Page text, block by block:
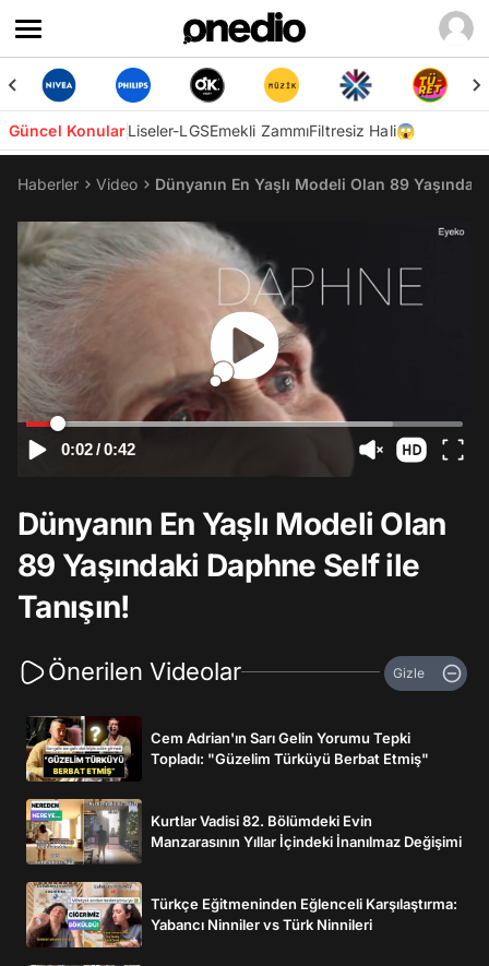
Güncel KonularLiseler-LGSEmekli ZammıFiltresiz Hali😱
Haberler Video Dünyanın En Yaşlı Modeli Olan 89
0:02/0:42
Dünyanın En Yaşlı Modeli Olan
89 Yaşındaki Daphne Self ile
Tanışın!
Önerilen Videolar Gizle
Cem Adrian'ın Sarı Gelin Yorumu Tepki
Topladı: "Güzelim Türküyü Berbat Etmiş"
Kurtlar Vadisi 82. Bölümdeki Evin
Manzarasının Yıllar İçindeki İnanılmaz Değişimi
Türkçe Eğitmeninden Eğlenceli Karşılaştırma:
Yabancı Ninniler vs Türk Ninnileri